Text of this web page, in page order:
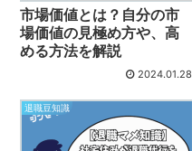
市場価値とは？自分の市
場価値の見極め方や、高
める方法を解説
2024.01.28
退職豆知識